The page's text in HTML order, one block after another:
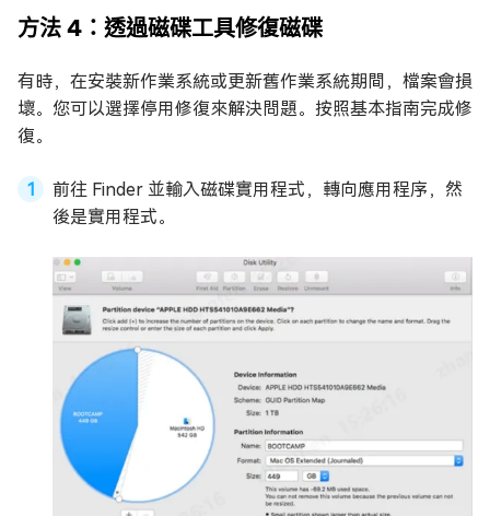
方法 4：透過磁碟工具修復磁碟
有時，在安裝新作業系統或更新舊作業系統期間，檔案會損
壞。您可以選擇停用修復來解決問題。按照基本指南完成修
復。
前往 Finder 並輸入磁碟實用程式，轉向應用程序，然
後是實用程式。